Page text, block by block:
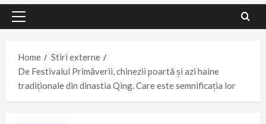
Primary
Home
Stiri externe
De Festivalul Primăverii, chinezii poartă și azi haine
tradiționale din dinastia Qing. Care este semnificația lor